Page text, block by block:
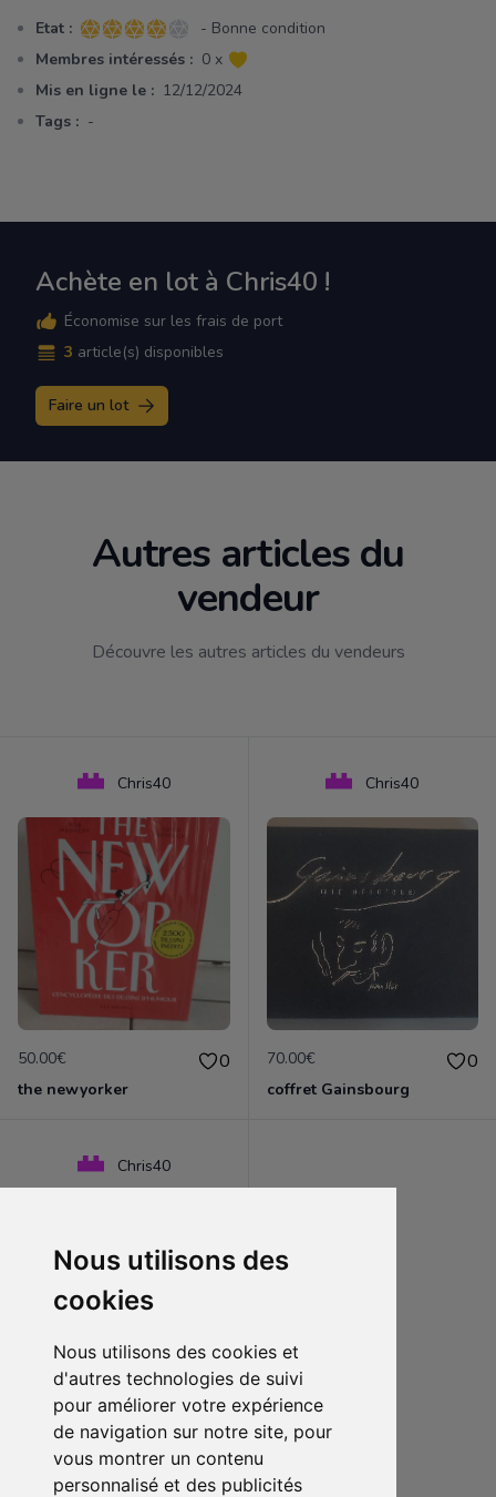
Nous utilisons des
cookies
Nous utilisons des cookies et
d'autres technologies de suivi
pour améliorer votre expérience
de navigation sur notre site, pour
vous montrer un contenu
personnalisé et des publicités
Etat : 4 sur 5 étoiles
- Bonne condition
Membres intéressés : 0 x
Mis en ligne le : 12/12/2024
Tags : -
Achète en lot à Chris40 !
Économise sur les frais de port
3 article(s) disponibles
Faire un lot
Autres articles du
vendeur
Découvre les autres articles du vendeurs
Chris40
50.00€ 0
the newyorker
Chris40
70.00€ 0
coffret Gainsbourg
Chris40
9.00€ 0
Harry Potter et la chambre des secrets